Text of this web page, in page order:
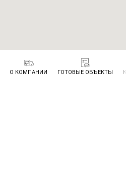
О КОМПАНИИ ГОТОВЫЕ ОБЪЕКТЫ